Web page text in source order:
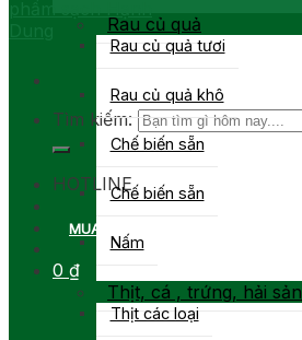
Tìm kiếm:
HOTLINE0903 877 767
MUA SỈ
0 ₫
Rau củ quả
Rau củ quả tươi
Rau củ quả khô
Chế biến sẵn
Chế biến sẵn
Nấm
Thịt, cá , trứng, hải sản
Thịt các loại